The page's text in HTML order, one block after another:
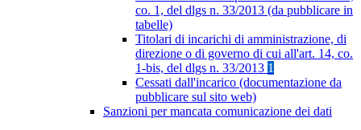
co. 1, del dlgs n. 33/2013 (da pubblicare in
tabelle)
Titolari di incarichi di amministrazione, di
direzione o di governo di cui all'art. 14, co.
1-bis, del dlgs n. 33/2013 1
Cessati dall'incarico (documentazione da
pubblicare sul sito web)
Sanzioni per mancata comunicazione dei dati